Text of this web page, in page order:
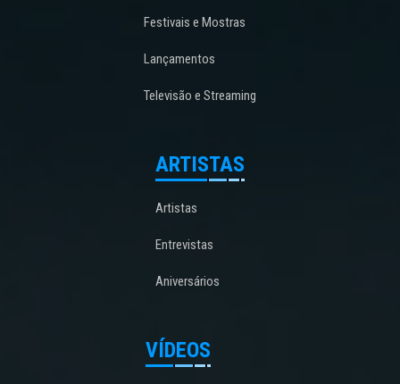
Festivais e Mostras
Lançamentos
Televisão e Streaming
ARTISTAS
Artistas
Entrevistas
Aniversários
VÍDEOS